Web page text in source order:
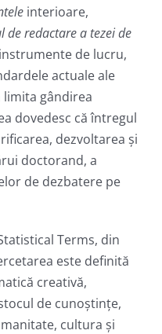
interioare,
de redactare a tezei de
de lucru,
actuale ale
gândirea
dovedesc că întregul
dezvoltarea și
doctorand, a
de dezbatere pe
Terms, din
este definită
creativă,
de cunoștințe,
cultura și